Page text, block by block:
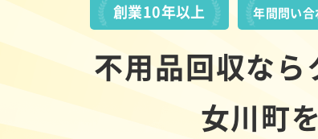
創業10年以上 年間問い
不用品回収なら
女川町